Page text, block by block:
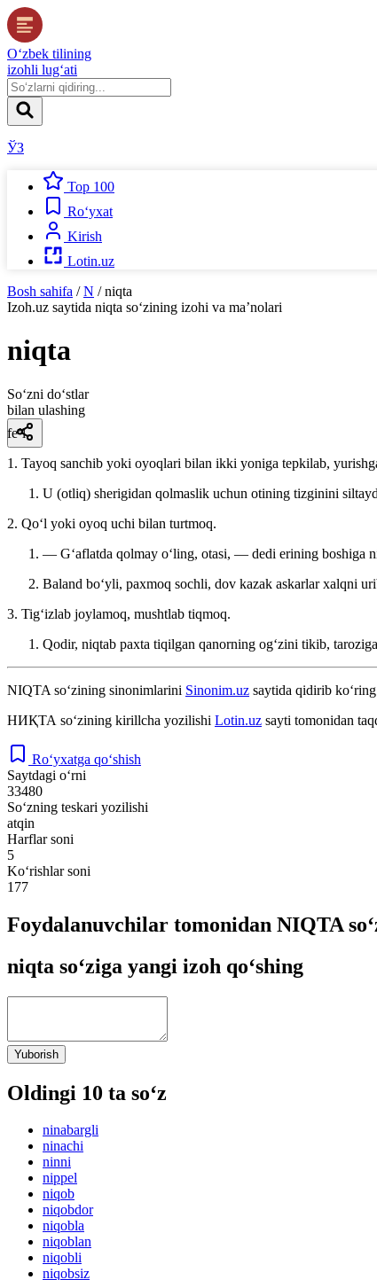
O‘zbek tilining
izohli lug‘ati
ЎЗ
Top 100
Ro‘yxat
Kirish
Lotin.uz
Bosh sahifa / N / niqta
Izoh.uz saytida niqta so‘zining izohi va ma’nolari
niqta
So‘zni do‘stlar
bilan ulashing
fe’l
1. Tayoq sanchib yoki oyoqlari bilan ikki yoniga tepkilab,
U (otliq) sherigidan qolmaslik uchun otining tizginini
2. Qoʻl yoki oyoq uchi bilan turtmoq.
— Gʻaflatda qolmay oʻling, otasi, — dedi erining boshiga
Baland boʻyli, paxmoq sochli, dov kazak askarlar xalqni
3. Tigʻizlab joylamoq, mushtlab tiqmoq.
Qodir, niqtab paxta tiqilgan qanorning ogʻzini tikib,
NIQTA so‘zining sinonimlarini Sinonim.uz saytida qidirib
НИҚТА so‘zining kirillcha yozilishi Lotin.uz sayti tomonidan
Ro‘yxatga qo‘shish
Saytdagi o‘rni
33480
So‘zning teskari yozilishi
atqin
Harflar soni
5
Ko‘rishlar soni
177
Foydalanuvchilar tomonidan NIQTA
niqta so‘ziga yangi izoh qo‘shing
Yuborish
Oldingi 10 ta so‘z
ninabargli
ninachi
ninni
nippel
niqob
niqobdor
niqobla
niqoblan
niqobli
niqobsiz